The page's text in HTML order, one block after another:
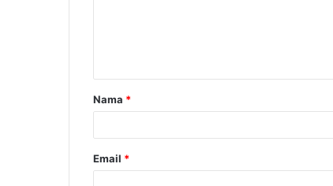
a
r
Nama *
Email *